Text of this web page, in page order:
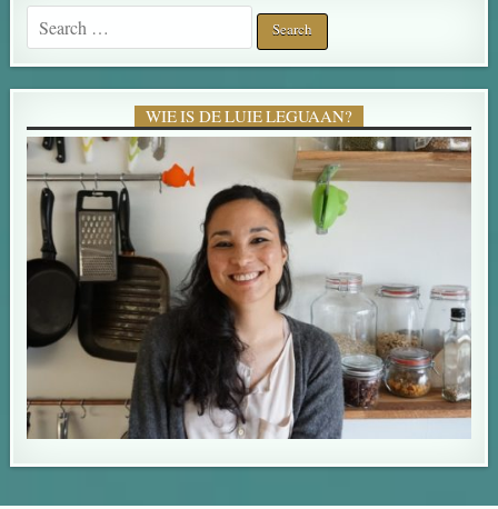
Search for:
WIE IS DE LUIE LEGUAAN?